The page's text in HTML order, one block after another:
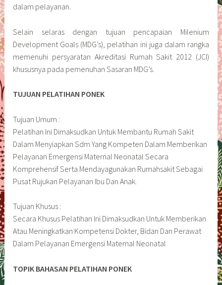
dalam pelayanan.
Selain selaras dengan tujuan pencapaian Milenium
Development Goals (MDG’s), pelatihan ini juga dalam rangka
memenuhi persyaratan Akreditasi Rumah Sakit 2012 (JCI)
khususnya pada pemenuhan Sasaran MDG’s.
TUJUAN PELATIHAN PONEK
Tujuan Umum :
Pelatihan Ini Dimaksudkan Untuk Membantu Rumah Sakit
Dalam Menyiapkan Sdm Yang Kompeten Dalam Memberikan
Pelayanan Emergensi Maternal Neonatal Secara
Komprehensif Serta Mendayagunakan Rumahsakit Sebagai
Pusat Rujukan Pelayanan Ibu Dan Anak.
Tujuan Khusus :
Secara Khusus Pelatihan Ini Dimaksudkan Untuk Memberikan
Atau Meningkatkan Kompetensi Dokter, Bidan Dan Perawat
Dalam Pelayanan Emergensi Maternal Neonatal
TOPIK BAHASAN PELATIHAN PONEK